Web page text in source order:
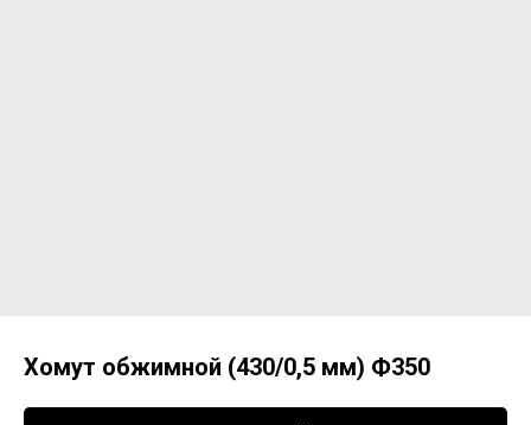
Хомут обжимной (430/0,5 мм) Ф350